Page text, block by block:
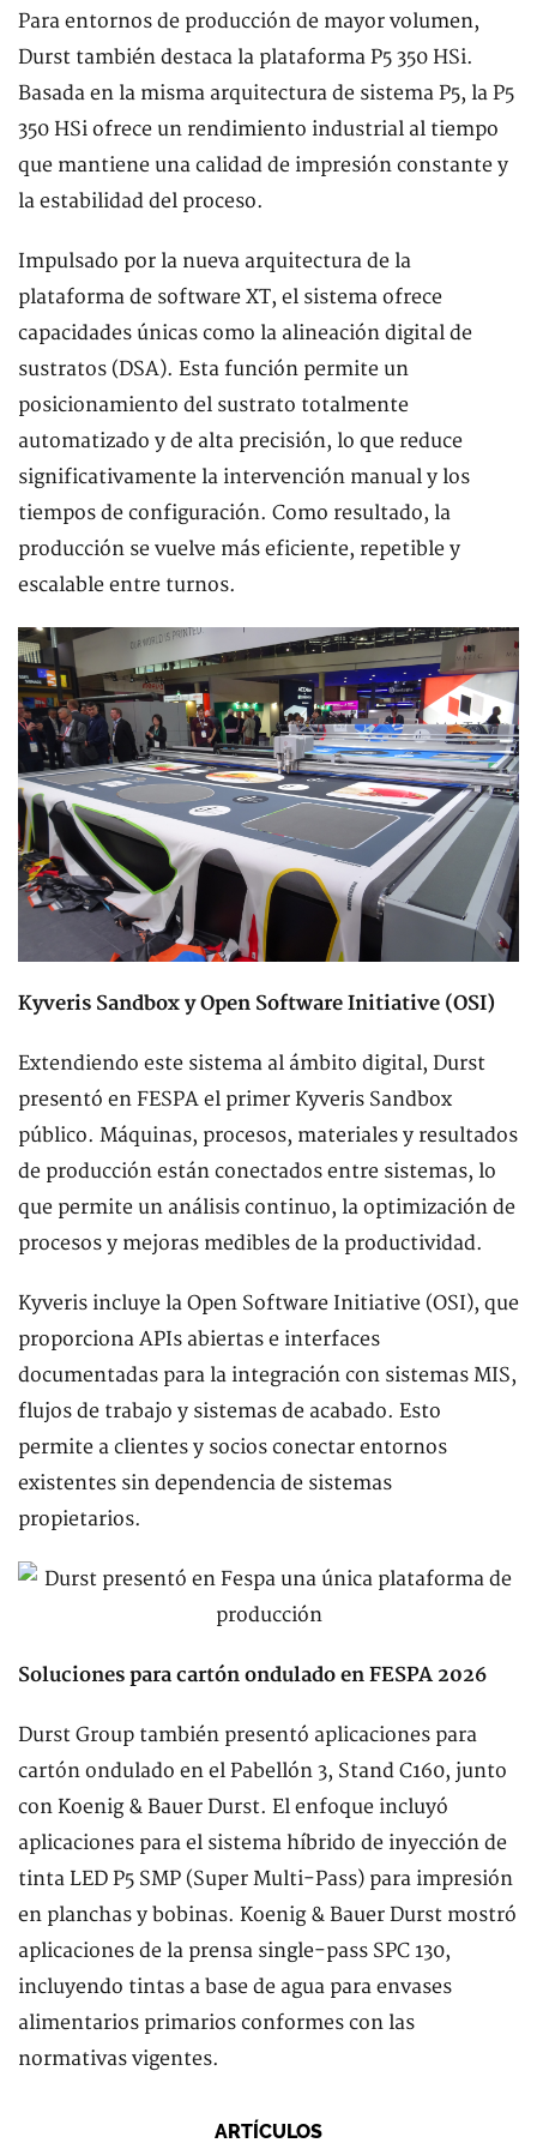
Para entornos de producción de mayor volumen,
Durst también destaca la plataforma P5 350 HSi.
Basada en la misma arquitectura de sistema P5, la P5
350 HSi ofrece un rendimiento industrial al tiempo
que mantiene una calidad de impresión constante y
la estabilidad del proceso.
Impulsado por la nueva arquitectura de la
plataforma de software XT, el sistema ofrece
capacidades únicas como la alineación digital de
sustratos (DSA). Esta función permite un
posicionamiento del sustrato totalmente
automatizado y de alta precisión, lo que reduce
significativamente la intervención manual y los
tiempos de configuración. Como resultado, la
producción se vuelve más eficiente, repetible y
escalable entre turnos.
Kyveris Sandbox y Open Software Initiative (OSI)
Extendiendo este sistema al ámbito digital, Durst
presentó en FESPA el primer Kyveris Sandbox
público. Máquinas, procesos, materiales y resultados
de producción están conectados entre sistemas, lo
que permite un análisis continuo, la optimización de
procesos y mejoras medibles de la productividad.
Kyveris incluye la Open Software Initiative (OSI), que
proporciona APIs abiertas e interfaces
documentadas para la integración con sistemas MIS,
flujos de trabajo y sistemas de acabado. Esto
permite a clientes y socios conectar entornos
existentes sin dependencia de sistemas
propietarios.
Soluciones para cartón ondulado en FESPA 2026
Durst Group también presentó aplicaciones para
cartón ondulado en el Pabellón 3, Stand C160, junto
con Koenig & Bauer Durst. El enfoque incluyó
aplicaciones para el sistema híbrido de inyección de
tinta LED P5 SMP (Super Multi-Pass) para impresión
en planchas y bobinas. Koenig & Bauer Durst mostró
aplicaciones de la prensa single-pass SPC 130,
incluyendo tintas a base de agua para envases
alimentarios primarios conformes con las
normativas vigentes.
ARTÍCULOS